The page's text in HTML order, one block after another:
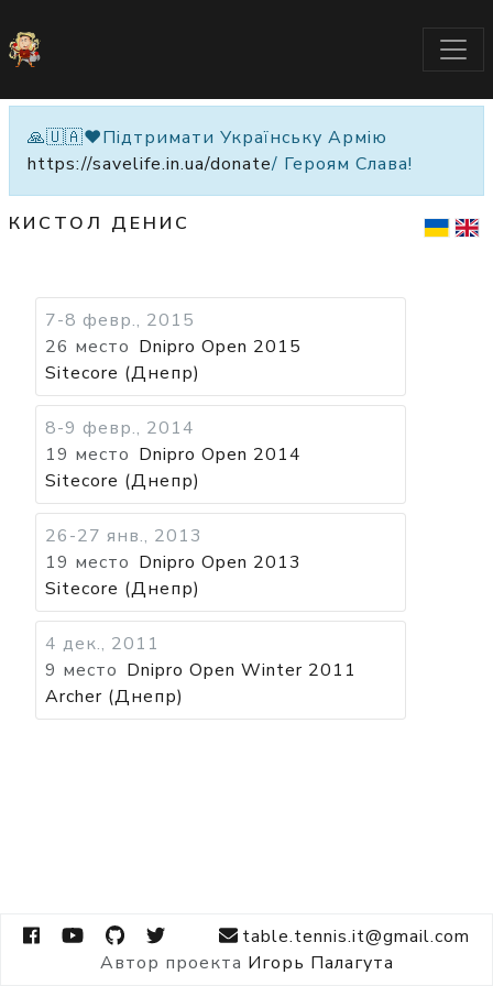
🙏🇺🇦❤️Підтримати Українську Армію
https://savelife.in.ua/donate/ Героям Слава!
КИСТОЛ ДЕНИС
7-8 февр., 2015
26 место Dnipro Open 2015
Sitecore (Днепр)
8-9 февр., 2014
19 место Dnipro Open 2014
Sitecore (Днепр)
26-27 янв., 2013
19 место Dnipro Open 2013
Sitecore (Днепр)
4 дек., 2011
9 место Dnipro Open Winter 2011
Archer (Днепр)
table.tennis.it@gmail.com
Автор проекта Игорь Палагута